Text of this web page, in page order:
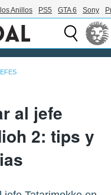
Anillos PS5 GTA 6 Sony
al jefe
2: tips y